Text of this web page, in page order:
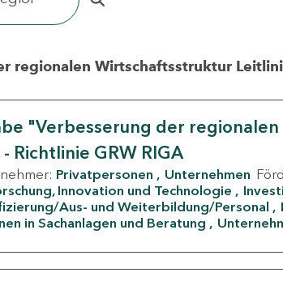
regionalen Wirtschaftsstruktur
"Verbesserung der regionalen
GRW RIGA
Privatpersonen Unternehmen
Innovation und Technologie
Aus- und Weiterbildung/Personal
in Sachanlagen und Beratung